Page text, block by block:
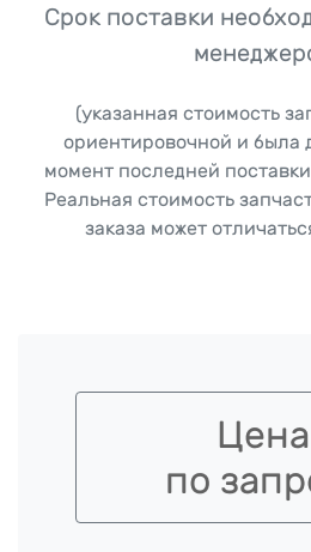
Срок поставки
(указанная стоимость
ориентировочной и была
момент последней
Реальная стоимость
заказа может
по